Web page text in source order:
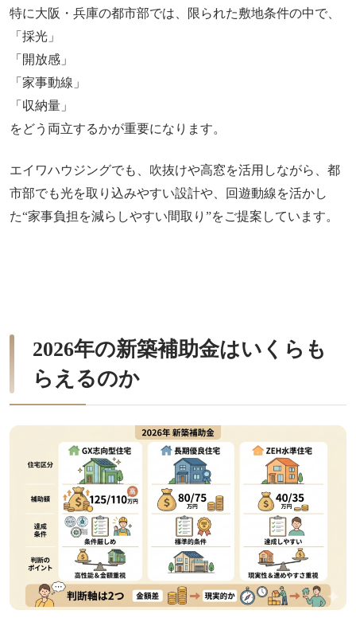
特に大阪・兵庫の都市部では、限られた敷地条件の中で、
「採光」
「開放感」
「家事動線」
「収納量」
をどう両立するかが重要になります。
エイワハウジングでも、吹抜けや高窓を活用しながら、都
市部でも光を取り込みやすい設計や、回遊動線を活かし
た“家事負担を減らしやすい間取り”をご提案しています。
2026年の新築補助金はいくらも
らえるのか